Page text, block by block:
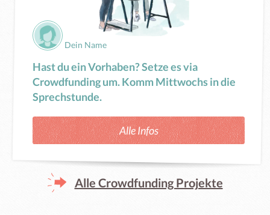
Dein Name
Hast du ein Vorhaben? Setze es via
Crowdfunding um. Komm Mittwochs in die
Sprechstunde.
Alle Infos
Alle Crowdfunding Projekte